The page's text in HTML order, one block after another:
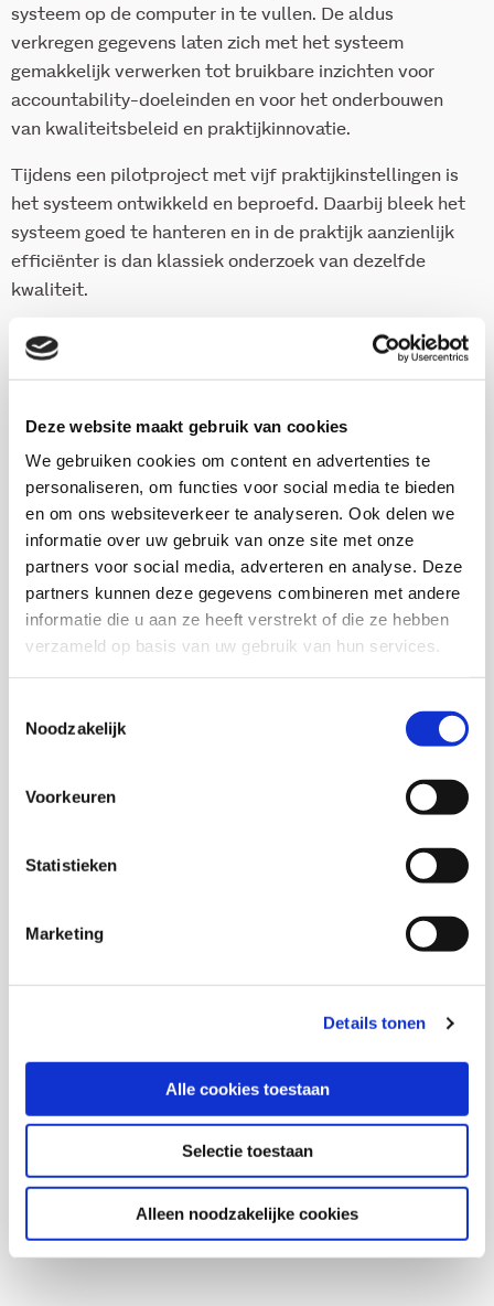
Deze website maakt gebruik van cookies
We gebruiken cookies om content en advertenties te
personaliseren, om functies voor social media te bieden
en om ons websiteverkeer te analyseren. Ook delen we
informatie over uw gebruik van onze site met onze
partners voor social media, adverteren en analyse. Deze
partners kunnen deze gegevens combineren met andere
informatie die u aan ze heeft verstrekt of die ze hebben
verzameld op basis van uw gebruik van hun services.
Noodzakelijk
Voorkeuren
Statistieken
Marketing
Details tonen
Alle cookies toestaan
Selectie toestaan
Alleen noodzakelijke cookies
systeem op de computer in te vullen. De aldus
verkregen gegevens laten zich met het systeem
gemakkelijk verwerken tot bruikbare inzichten voor
accountability-doeleinden en voor het onderbouwen
van kwaliteitsbeleid en praktijkinnovatie.
Tijdens een pilotproject met vijf praktijkinstellingen is
het systeem ontwikkeld en beproefd. Daarbij bleek het
systeem goed te hanteren en in de praktijk aanzienlijk
efficiënter is dan klassiek onderzoek van dezelfde
kwaliteit.
Het rapport ‘Heeft u er wat aan gehad? Bent u
tevreden?’ Cliëntenraadpleging met het Sater-
systeem, het ontwikkelingsproces, de
toepassingsvormen en de condities waaraan voldaan
moet worden voor een succesvolle uitvoering. Voor dit
algemene rapport zijn vijf instellingsrapporten aan
vooraf gegaan; zij geven de ervaringen weer van de
meting van cliënttevredenheid in vijf instellingen voor
algemeen maatschappelijk werk.
Download publicatie
Onderzoekers
Meta Flikweert
Willem Melief
Gezondheid en zorg